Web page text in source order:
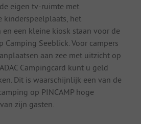
eigen tv-ruimte met
kinderspeelplaats, het
een kleine kiosk staan voor de
Camping Seeblick. Voor campers
aan zee met uitzicht op
Campingcard kunt u geld
Dit is waarschijnlijk een van de
op PINCAMP hoge
zijn gasten.